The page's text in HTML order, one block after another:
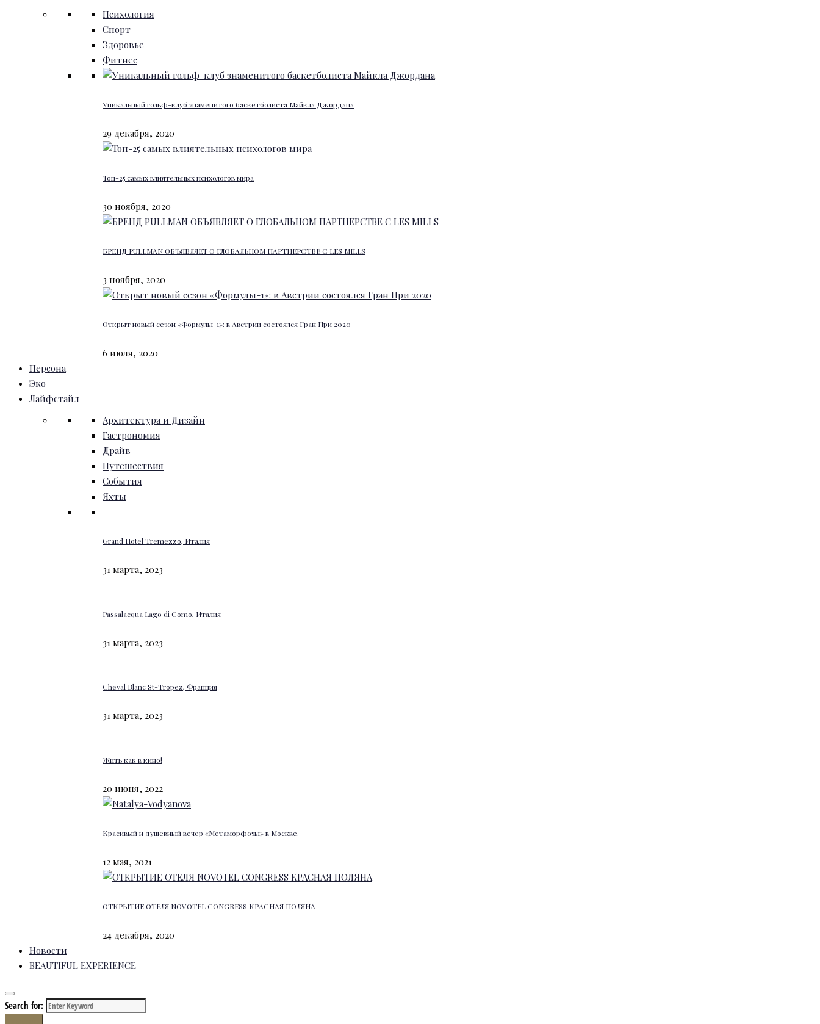
Психология
Спорт
Здоровье
Фитнес
Уникальный гольф-клуб знаменитого баскетболиста Майкла Джордана
29 декабря, 2020
Топ-25 самых влиятельных психологов мира
30 ноября, 2020
БРЕНД PULLMAN ОБЪЯВЛЯЕТ О ГЛОБАЛЬНОМ ПАРТНЕРСТВЕ С LES MILLS
3 ноября, 2020
Открыт новый сезон «Формулы-1»: в Австрии состоялся Гран При 2020
6 июля, 2020
Персона
Эко
Лайфстайл
Архитектура и Дизайн
Гастрономия
Драйв
Путешествия
События
Яхты
Grand Hotel Tremezzo, Италия
31 марта, 2023
Passalacqua Lago di Como, Италия
31 марта, 2023
Cheval Blanc St-Tropez, Франция
31 марта, 2023
Жить как в кино!
20 июня, 2022
Красивый и душевный вечер «Метаморфозы» в Москве.
12 мая, 2021
ОТКРЫТИЕ ОТЕЛЯ NOVOTEL CONGRESS КРАСНАЯ ПОЛЯНА
24 декабря, 2020
Новости
BEAUTIFUL EXPERIENCE
Search for: